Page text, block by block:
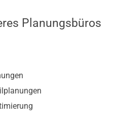
Planungsbüros